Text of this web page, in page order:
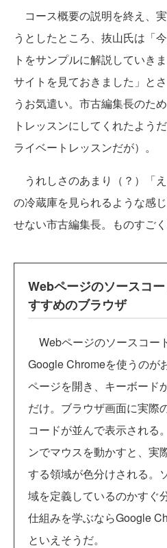
コース概要の説明を終え、
うとしたところ、抜山氏は「
トをサンプルに解説していき
サイトを見ておきました」と
うお気遣い。市古編集長のた
トレッスンにしてくれたよう
ライベートレッスンだが）。
うれしさのあまり（？）「
の冷蔵庫を見られるような感
せない市古編集長。ものすご
Webページのソースコ
すすめのブラウザ
Webページのソースコー
Google Chromeを使うのが
ページを開き、キーボード
だけ。ブラウザ画面に実際
コードが並んで表示される
ンでマウスを動かすと、実
する領域が色分けされる。
域を定義しているのかすぐ
仕組みを学ぶならGoogle
といえそうだ。